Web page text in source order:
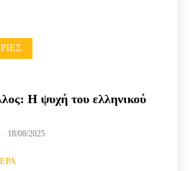
Η ψυχή του ελληνικού
- 18/08/2025